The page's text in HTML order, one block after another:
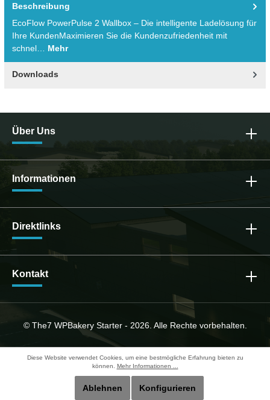
Beschreibung
EcoFlow PowerPulse 2 Wallbox – Die intelligente Ladelösung für
Ihre KundenMaximieren Sie die Kundenzufriedenheit mit
schnel… Mehr
Downloads
Über Uns
Informationen
Direktlinks
Kontakt
© The7 WPBakery Starter - 2026. Alle Rechte vorbehalten.
Diese Website verwendet Cookies, um eine bestmögliche Erfahrung bieten zu
können. Mehr Informationen ...
Ablehnen Konfigurieren